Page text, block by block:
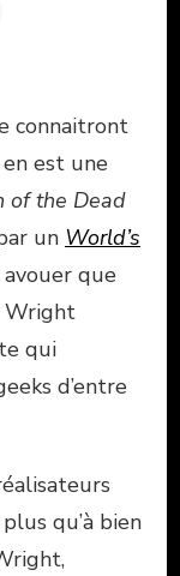
connaitront
est une
of the Dead
un World’s
que
Wright
qui
d’entre
qu’à bien